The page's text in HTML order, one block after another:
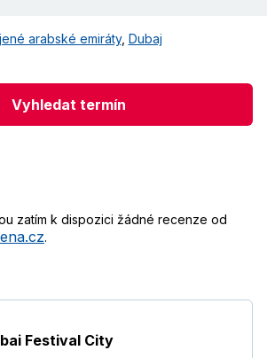
arabské emiráty, Dubaj
Vyhledat termín
zatím k dispozici žádné recenze od
.
Festival City